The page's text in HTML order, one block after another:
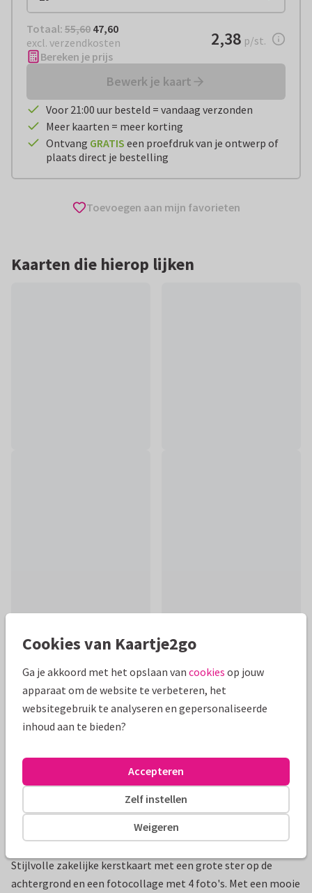
Totaal: € 47,60
Totaal: 55,60 47,60
excl. verzendkosten
€ 2,38per stuk
2,38 p/st.
Bereken je prijs
Bewerk je kaart
Voor 21:00 uur besteld = vandaag verzonden
Meer kaarten = meer korting
Ontvang GRATIS een proefdruk van je ontwerp of
plaats direct je bestelling
Toevoegen aan mijn favorieten
Kaarten die hierop lijken
Mooie extra's bij je kaart
Productinformatie
Stijlvolle zakelijke kerstkaart met een grote ster op de
achtergrond en een fotocollage met 4 foto's. Met een mooie
Cookies van Kaartje2go
Ga je akkoord met het opslaan van cookies op jouw
apparaat om de website te verbeteren, het
websitegebruik te analyseren en gepersonaliseerde
inhoud aan te bieden?
Weigeren
Zelf instellen
Accepteren